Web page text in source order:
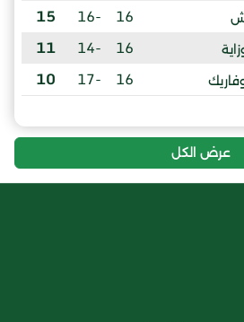
16
-16
15
16
-14
11
16
-17
10
عرض الكل